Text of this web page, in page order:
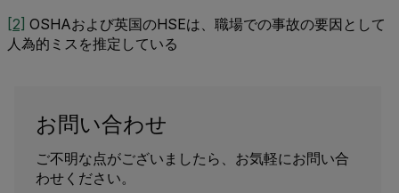
[2] OSHAおよび英国のHSEは、職場での事故の要因として
人為的ミスを推定している
お問い合わせ
ご不明な点がございましたら、お気軽にお問い合
わせください。